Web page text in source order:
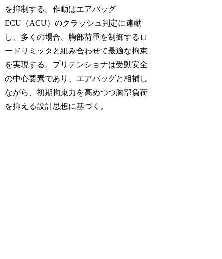
を抑制する。作動はエアバッグ
ECU（ACU）のクラッシュ判定に連動
し、多くの場合、胸部荷重を制御するロ
ードリミッタと組み合わせて最適な拘束
を実現する。プリテンショナは受動安全
の中心要素であり、エアバッグと相補し
ながら、初期拘束力を高めつつ胸部負荷
を抑える設計思想に基づく。